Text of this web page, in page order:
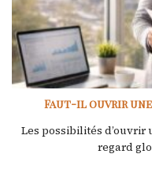
Faut-il ouvrir une
Les possibilités d’ouvrir
regard